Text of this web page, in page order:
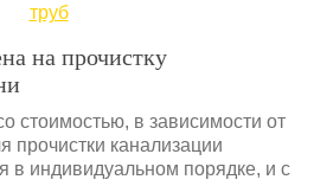
труб
на прочистку
стоимостью, в зависимости от
прочистки канализации
в индивидуальном порядке, и с